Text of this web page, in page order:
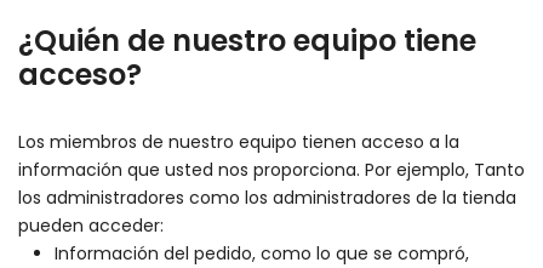
¿Quién de nuestro equipo tiene
acceso?
Los miembros de nuestro equipo tienen acceso a la
información que usted nos proporciona. Por ejemplo, Tanto
los administradores como los administradores de la tienda
pueden acceder:
Información del pedido, como lo que se compró,